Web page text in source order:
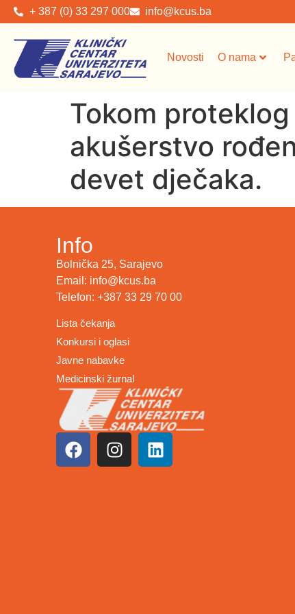
+ 387 (0) 33 297 000 info@kcus.ba
Novosti O nama
Tokom
akušerstvo
devet dječaka.
Info
Bolnička 25, Sarajevo
Email: info@kcus.ba
Telefon: +387 33 29 70 00
Lista čekanja
Konkursi i oglasi
Javne nabavke
Medicinski žurnal